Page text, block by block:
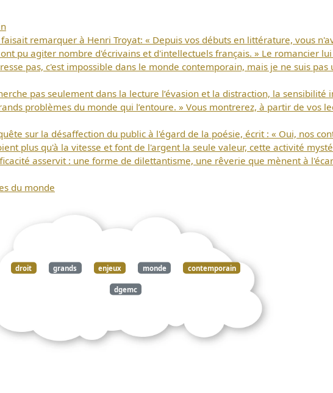
Télécharger
gratuitement ce
document
remarquer à Henri Troyat: « Depuis vos débuts en littérature, vous
pu agiter nombre d'écrivains et d'intellectuels français. » Le romancier lui
pas, c'est impossible dans le monde contemporain, mais je ne suis
pas seulement dans la lecture l’évasion et la distraction, la
problèmes du monde qui l’entoure. » Vous montrerez, à partir de vos
sur la désaffection du public à l'égard de la poésie, écrit : « Oui, nos
plus qu'à la vitesse et font de l'argent la seule valeur, cette activité
asservit : une forme de dilettantisme, une rêverie que mènent à
du monde
droit grands enjeux monde contemporain
dgemc